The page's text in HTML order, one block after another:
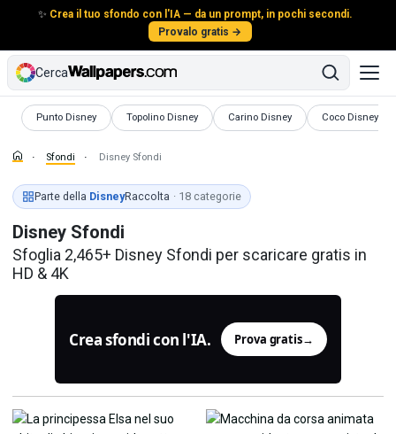
✨ Crea il tuo sfondo con l'IA — da un prompt, in pochi secondi.
Provalo gratis →
Cerca
Punto Disney
Sfondi Topolino Disney
Sfondi Carino Disney
Sfondi Coco Disney
Sfondi
Sfondi Disney Sfondi
Parte della DisneyRaccolta · 18 categorie
Disney Sfondi
Sfoglia 2,465+ Disney Sfondi per scaricare gratis in
HD & 4K
Crea sfondi con l'IA. Prova gratis→